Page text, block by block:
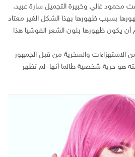
محمود غالي وخبيرة التجميل سارة عبيد.
بسبب ظهورها بهذا الشكل الغير معتاد
يكون ظهورها بلون الشعر الفوشيا هذا
الاستهزاءات والسخرية من قبل الجمهور
هو حرية شخصية طالما أنها لم تظهر